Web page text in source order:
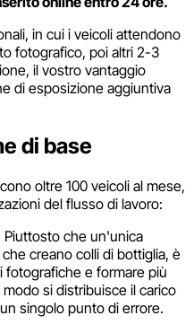
in cui i veicoli attendono
fotografico, poi altri 2-3
il vostro vantaggio
di esposizione aggiuntiva
di base
oltre 100 veicoli al mese,
del flusso di lavoro:
Piuttosto che un'unica
creano colli di bottiglia, è
e formare più
si distribuisce il carico
singolo punto di errore.